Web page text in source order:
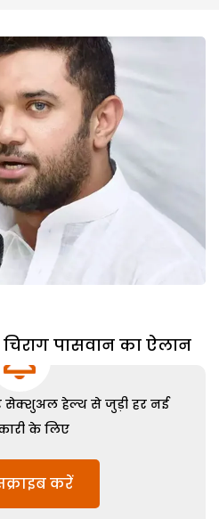
पासवान का ऐलान
सेक्शुअल हेल्थ से जुड़ी हर नई
के लिए
करें